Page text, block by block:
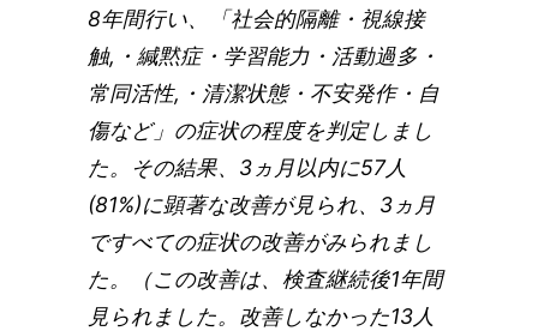
8年間行い、「社会的隔離・視線接
触,・緘黙症・学習能力・活動過多・
常同活性,・清潔状態・不安発作・自
傷など」の症状の程度を判定しまし
た。その結果、3ヵ月以内に57人
(81%)に顕著な改善が見られ、3ヵ月
ですべての症状の改善がみられまし
た。（この改善は、検査継続後1年間
見られました。改善しなかった13人